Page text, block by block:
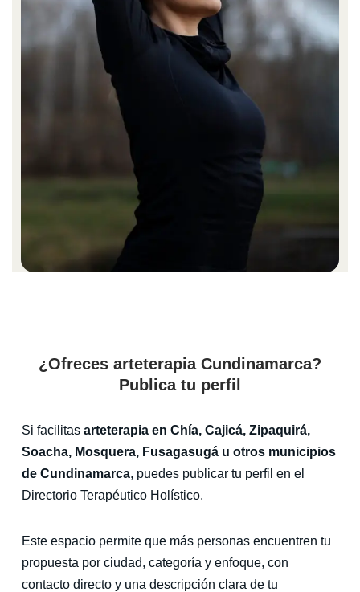
¿Ofreces arteterapia Cundinamarca?
Publica tu perfil
Si facilitas arteterapia en Chía, Cajicá, Zipaquirá,
Soacha, Mosquera, Fusagasugá u otros municipios
de Cundinamarca, puedes publicar tu perfil en el
Directorio Terapéutico Holístico.
Este espacio permite que más personas encuentren tu
propuesta por ciudad, categoría y enfoque, con
contacto directo y una descripción clara de tu